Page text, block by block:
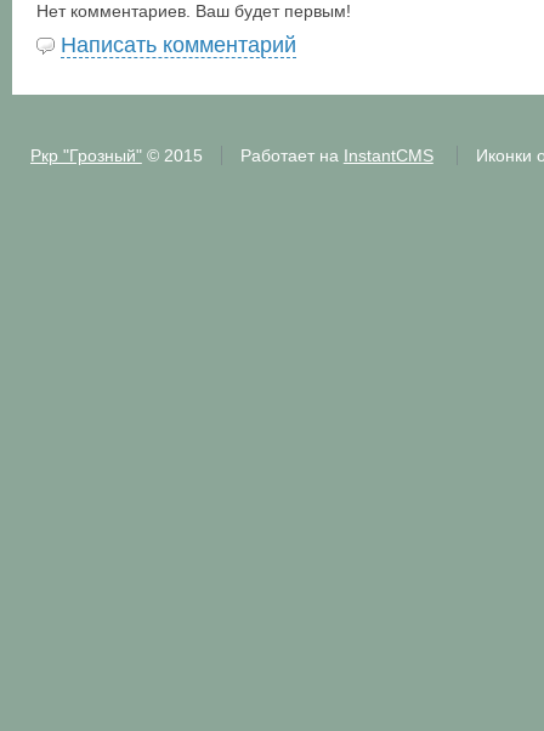
Нет комментариев. Ваш будет первым!
Написать комментарий
Ркр "Грозный"© 2015 Работает на InstantCMS Иконки